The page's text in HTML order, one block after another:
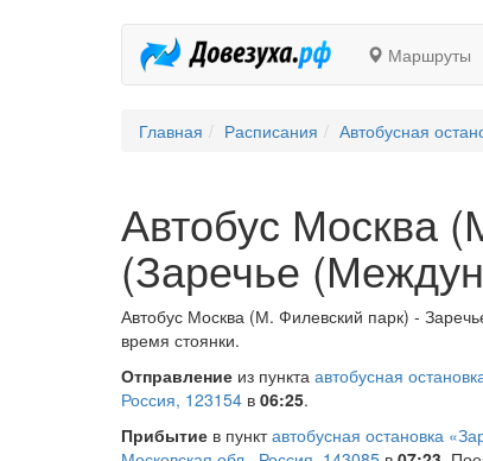
Маршруты
Главная Расписания Автобусная
Автобус Москва
(Заречье
Автобус Москва (М. Филевский парк) -
время стоянки.
Отправление из пункта автобусная
Россия, 123154 в 06:25.
Прибытие в пунктавтобусная остановка